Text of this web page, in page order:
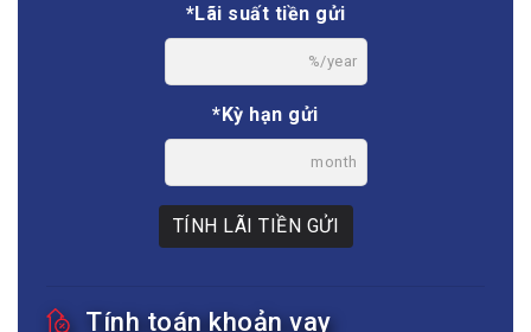
*Lãi suất tiền gửi
%/year
*Kỳ hạn gửi
month
TÍNH LÃI TIỀN GỬI
Tính toán khoản vay